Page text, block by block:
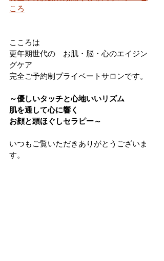
ころ
こころは
更年期世代の　お肌・脳・心のエイジン
グケア
完全ご予約制プライベートサロンです。
～優しいタッチと心地いいリズム
肌を通して心に響く
お顔と頭ほぐしセラピー～
いつもご覧いただきありがとうございま
す。